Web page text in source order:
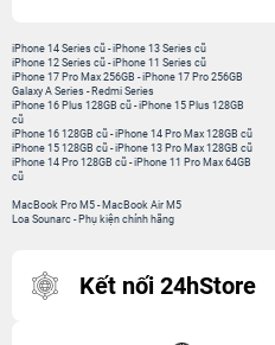
iPhone 14 Series cũ -iPhone 13 Series cũ
iPhone 12 Series cũ -iPhone 11 Series cũ
iPhone 17 Pro Max 256GB -iPhone 17 Pro 256GB
Galaxy A Series - Redmi Series
iPhone 16 Plus 128GB cũ -iPhone 15 Plus 128GB
cũ
iPhone 16 128GB cũ -iPhone 14 Pro Max 128GB cũ
iPhone 15 128GB cũ -iPhone 13 Pro Max 128GB cũ
iPhone 14 Pro 128GB cũ -iPhone 11 Pro Max 64GB
cũ
MacBook Pro M5 - MacBook Air M5
Loa Sounarc - Phụ kiện chính hãng
Kết nối 24hStore